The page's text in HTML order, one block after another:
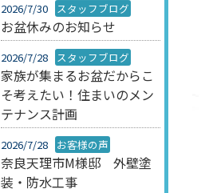
2026/7/30 スタッフブログ
お盆休みのお知らせ
2026/7/28 スタッフブログ
家族が集まるお盆だからこ
そ考えたい！住まいのメン
テナンス計画
2026/7/28 お客様の声
奈良天理市M様邸 外壁塗
装・防水工事